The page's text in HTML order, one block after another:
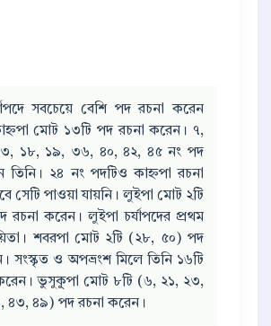
সবচেয়ে বেশি পদ রচনা করেন
মোট ১৩টি পদ রচনা করেন। ৭,
১৮, ১৯, ৩৬, ৪০, ৪২, ৪৫ নং পদ
তিনি। ২৪ নং পদটিও কাহ্নপা রচনা
সেটি পাওয়া যায়নি। লুইপা মোট ২টি
করেন। লুইপা চর্যাপদের প্রথম
শবরপা মোট ২টি (২৮, ৫০) পদ
সংস্কৃত ও অপভ্রংশ মিলে তিনি ১৬টি
করেন। ভুসুকু্পা মোট ৮টি (৬, ২১, ২৩,
৪৩, ৪৯) পদ রচনা করেন।